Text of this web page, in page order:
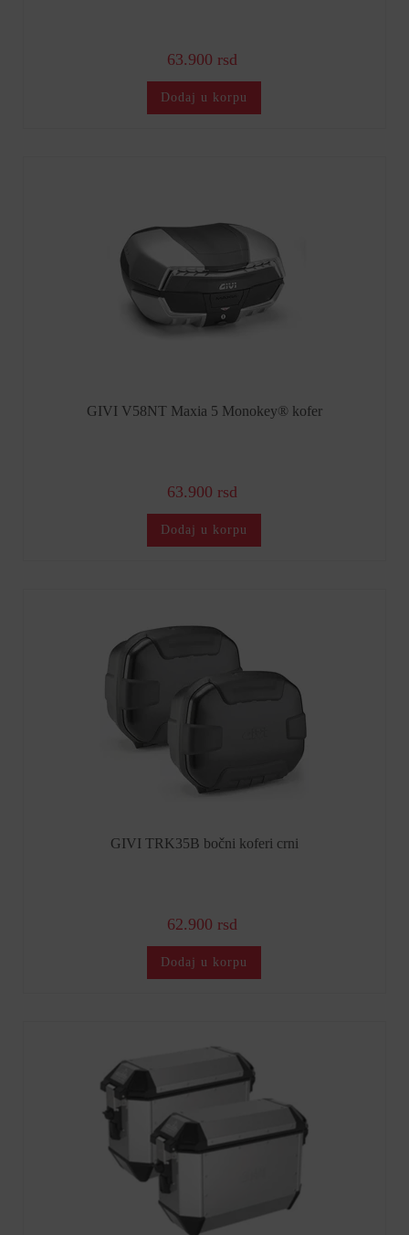
63.900 rsd
Dodaj u korpu
GIVI V58NT Maxia 5 Monokey® kofer
63.900 rsd
Dodaj u korpu
GIVI TRK35B bočni koferi crni
62.900 rsd
Dodaj u korpu